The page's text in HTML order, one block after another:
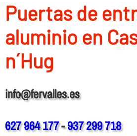
Puertas de
aluminio en
n´Hug
info@fervalles.es
627 964 177-937 299 718